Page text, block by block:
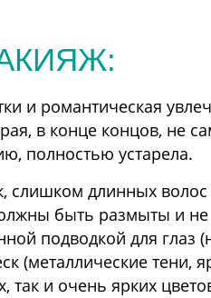
и романтическая
в конце концов, не
полностью устарела.
слишком длинных
быть размыты и
подводкой для глаз
(металлические тени,
так и очень ярких